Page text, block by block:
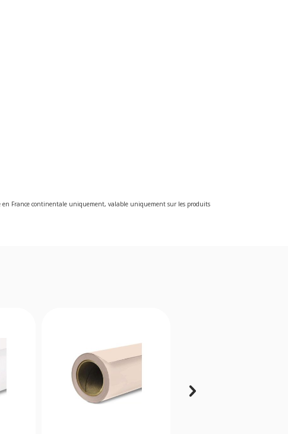
France continentale uniquement, valable uniquement sur les produits